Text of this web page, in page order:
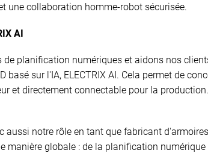
une collaboration homme-robot sécurisée.
AI
planification numériques et aidons nos
basé sur l'IA, ELECTRIX AI. Cela permet de
et directement connectable pour la
aussi notre rôle en tant que fabricant
manière globale : de la planification